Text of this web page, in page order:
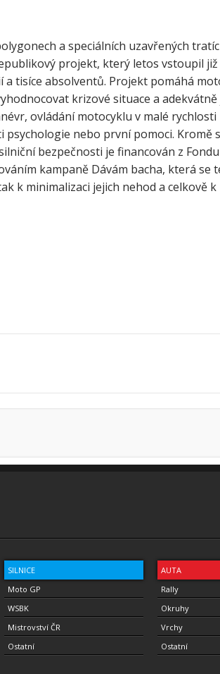
a speciálních uzavřených
projekt, který letos vstoupil již
tisíce absolventů. Projekt pomáhá
krizové situace a adekvátně
ovládání motocyklu v malé
psychologie nebo první pomoci. Kromě
bezpečnosti je financován z
kampaně Dávám bacha, která se
k minimalizaci jejich nehod a celkově
SILNICE
Moto GP
WSBK
Mistrovství ČR
Ostatní
AUTA
Rally
Okruhy
Vrchy
Ostatní